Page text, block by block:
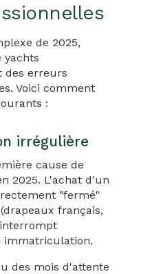
de 2025,
yachts
des erreurs
Voici comment
:
irrégulière
cause de
2025. L'achat d'un
"fermé"
français,
immatriculation.
des mois d'attente